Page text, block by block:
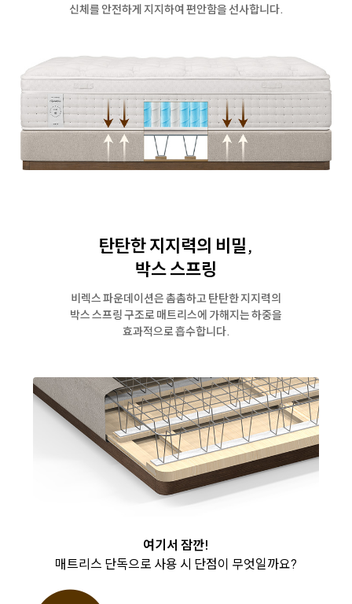
신체를 안전하게 지지하여 편안함을 선사합니다.
탄탄한 지지력의 비밀,
박스 스프링
비렉스 파운데이션은 촘촘하고 탄탄한 지지력의
박스 스프링 구조로 매트리스에 가해지는 하중을
효과적으로 흡수합니다.
여기서 잠깐!
매트리스 단독으로 사용 시 단점이 무엇일까요?